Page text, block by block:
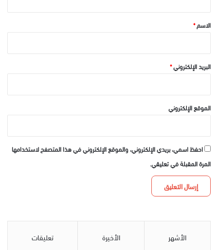
*الاسم*
البريد الإلكتروني*
الموقع الإلكتروني
احفظ اسمي، بريدي الإلكتروني، والموقع الإلكتروني في هذا المتصفح لاستخدامها
المرة المقبلة في تعليقي.
الأشهر الأخيرة تعليقات